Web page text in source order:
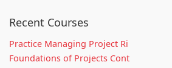
Recent Courses
Practice Managing Project Ri
Foundations of Projects Cont